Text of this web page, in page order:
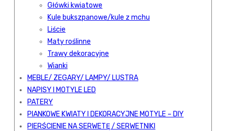
Główki kwiatowe
Kule bukszpanowe/kule z mchu
Liście
Maty roślinne
Trawy dekoracyjne
Wianki
MEBLE/ ZEGARY/ LAMPY/ LUSTRA
NAPISY I MOTYLE LED
PATERY
PIANKOWE KWIATY I DEKORACYJNE MOTYLE – DIY
PIERŚCIENIE NA SERWETĘ / SERWETNIKI